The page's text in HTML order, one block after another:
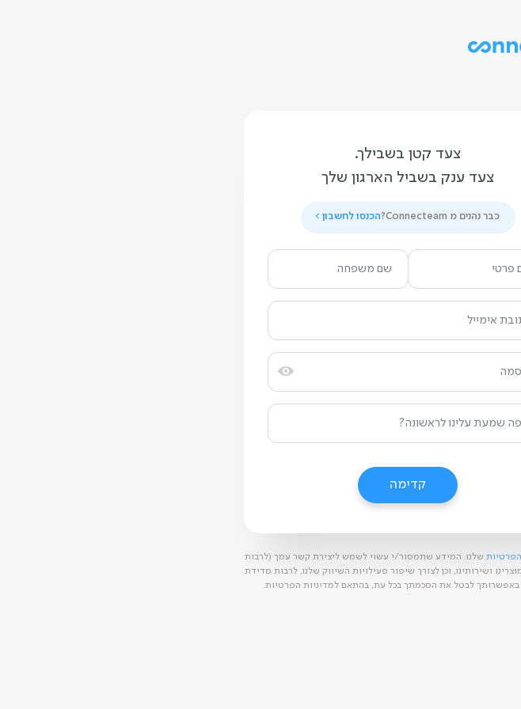
צעד קטן בשבילך.
צעד ענק בשביל הארגון שלך
כבר נהנים מ Connecteam? הכנסו לחשבון
קדימה
עוד רגע...
שלנו. המידע שתמסור/י עשוי לשמש ליצירת קשר עמך (לרבות
ושירותינו, וכן לצורך שיפור פעילויות השיווק שלנו, לרבות מדידת
באפשרותך לבטל את הסכמתך בכל עת, בהתאם למדיניות הפרטיות.